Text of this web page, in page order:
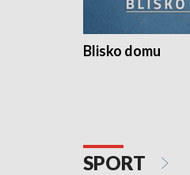
Blisko domu
SPORT